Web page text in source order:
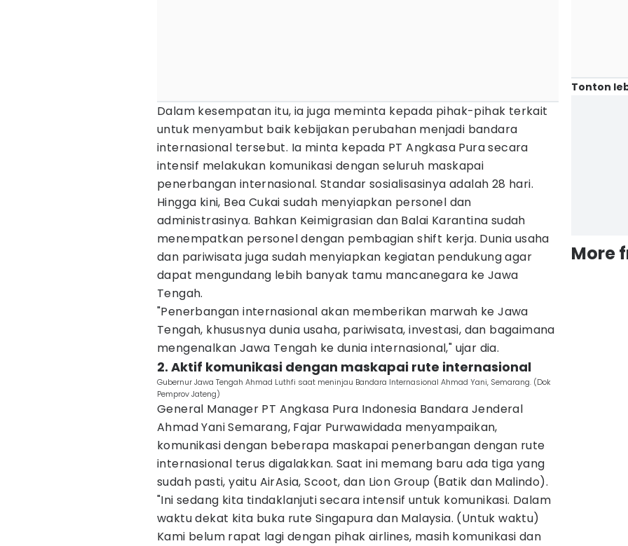
Dalam kesempatan itu, ia juga meminta kepada pihak-pihak terkait
untuk menyambut baik kebijakan perubahan menjadi bandara
internasional tersebut. Ia minta kepada PT Angkasa Pura secara
intensif melakukan komunikasi dengan seluruh maskapai
penerbangan internasional. Standar sosialisasinya adalah 28 hari.
Hingga kini, Bea Cukai sudah menyiapkan personel dan
administrasinya. Bahkan Keimigrasian dan Balai Karantina sudah
menempatkan personel dengan pembagian shift kerja. Dunia usaha
dan pariwisata juga sudah menyiapkan kegiatan pendukung agar
dapat mengundang lebih banyak tamu mancanegara ke Jawa
Tengah.
"Penerbangan internasional akan memberikan marwah ke Jawa
Tengah, khususnya dunia usaha, pariwisata, investasi, dan bagaimana
mengenalkan Jawa Tengah ke dunia internasional," ujar dia.
2. Aktif komunikasi dengan maskapai rute internasional
Gubernur Jawa Tengah Ahmad Luthfi saat meninjau Bandara Internasional Ahmad Yani, Semarang. (Dok
Pemprov Jateng)
General Manager PT Angkasa Pura Indonesia Bandara Jenderal
Ahmad Yani Semarang, Fajar Purwawidada menyampaikan,
komunikasi dengan beberapa maskapai penerbangan dengan rute
internasional terus digalakkan. Saat ini memang baru ada tiga yang
sudah pasti, yaitu AirAsia, Scoot, dan Lion Group (Batik dan Malindo).
"Ini sedang kita tindaklanjuti secara intensif untuk komunikasi. Dalam
waktu dekat kita buka rute Singapura dan Malaysia. (Untuk waktu)
Kami belum rapat lagi dengan pihak airlines, masih komunikasi dan
Tonton
More